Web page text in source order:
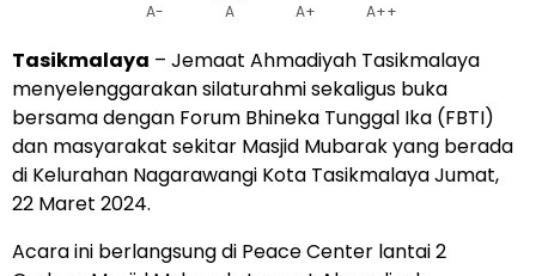
A- A A+ A++
Tasikmalaya – Jemaat Ahmadiyah Tasikmalaya
menyelenggarakan silaturahmi sekaligus buka
bersama dengan Forum Bhineka Tunggal Ika (FBTI)
dan masyarakat sekitar Masjid Mubarak yang berada
di Kelurahan Nagarawangi Kota Tasikmalaya Jumat,
22 Maret 2024.
Acara ini berlangsung di Peace Center lantai 2